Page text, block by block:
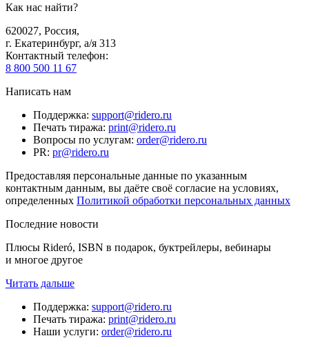
Как нас найти?
620027, Россия,
г. Екатеринбург, а/я 313
Контактный телефон:
8 800 500 11 67
Написать нам
Поддержка: support@ridero.ru
Печать тиража: print@ridero.ru
Вопросы по услугам: order@ridero.ru
PR: pr@ridero.ru
Предоставляя персональные данные по указанным
контактным данным, вы даёте своё согласие на условиях,
определенных Политикой обработки персональных данных
Последние новости
Плюсы Rideró, ISBN в подарок, буктрейлеры, вебинары
и многое другое
Читать дальше
Поддержка: support@ridero.ru
Печать тиража: print@ridero.ru
Наши услуги: order@ridero.ru